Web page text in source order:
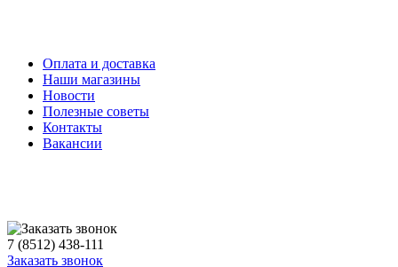
Оплата и доставка
Наши магазины
Новости
Полезные советы
Контакты
Вакансии
7 (8512) 438-111
Заказать звонок